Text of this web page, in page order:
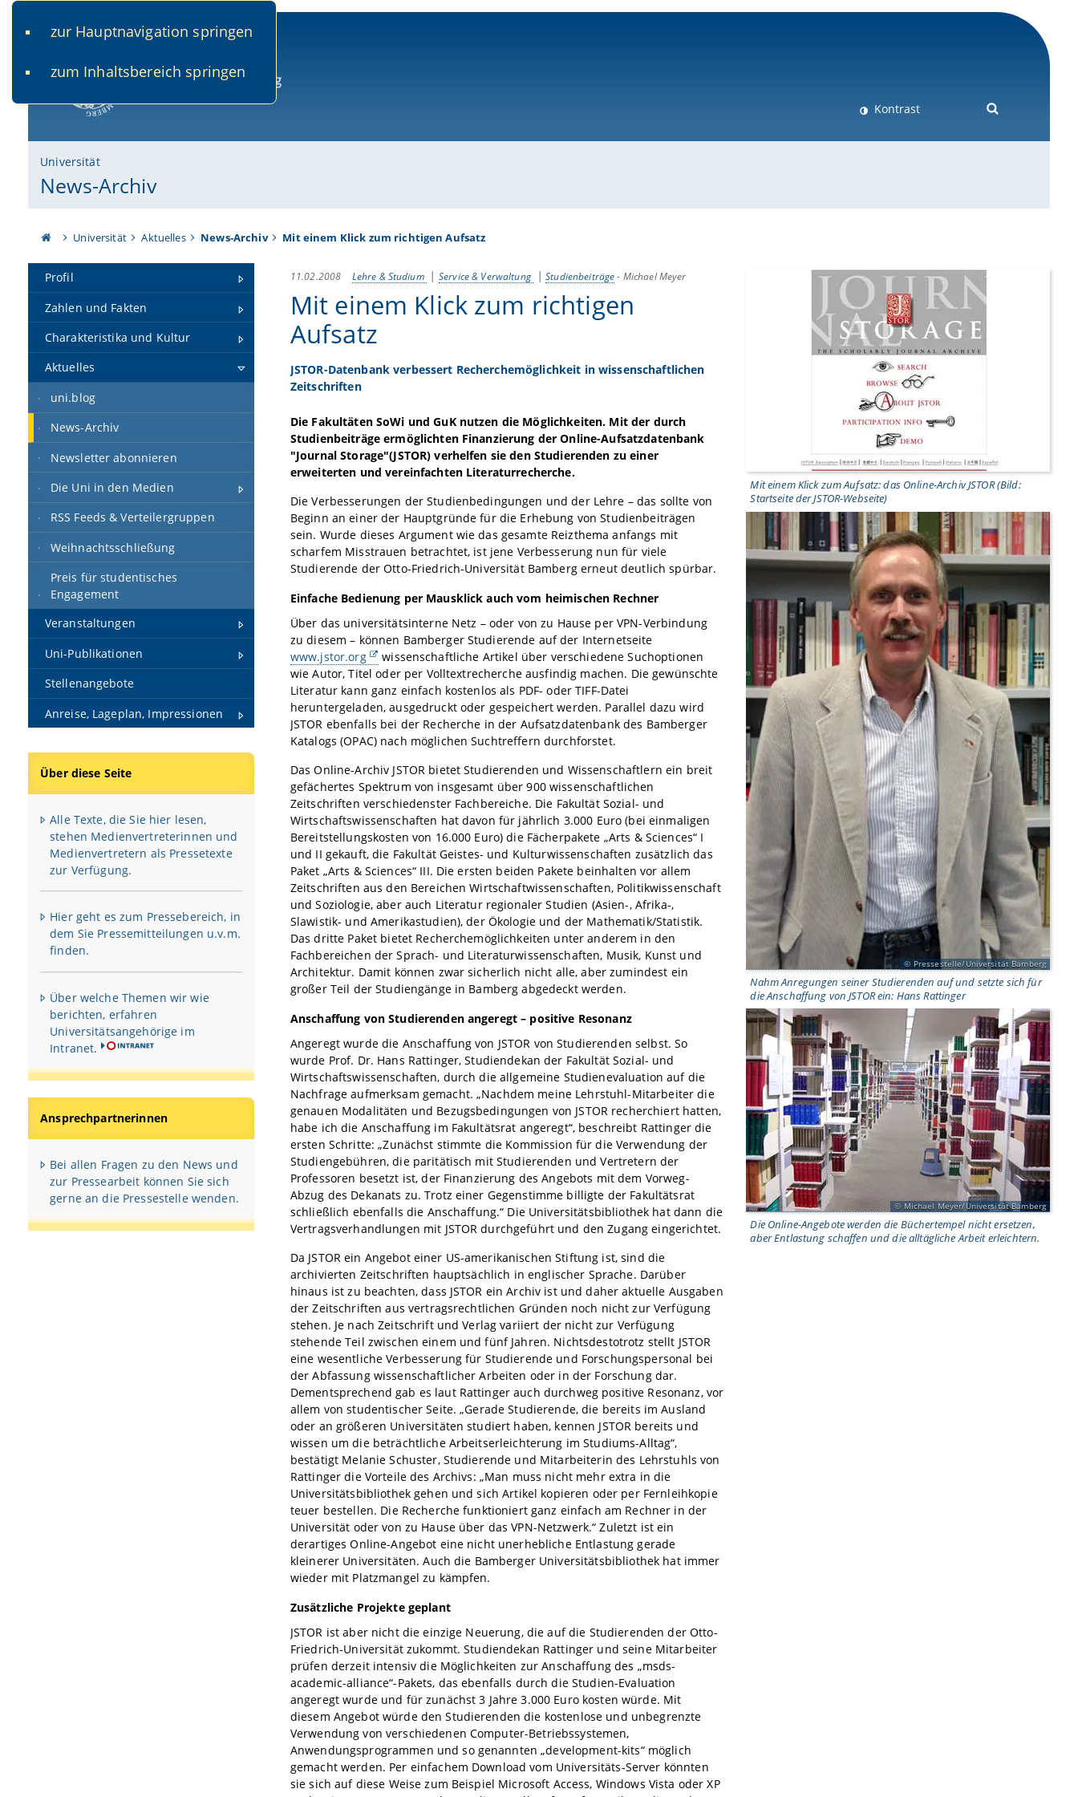
zur Hauptnavigation springen
zum Inhaltsbereich springen
Kontrast
Universität
News-Archiv
Universität Aktuelles News-Archiv Mit einem Klick zum richtigen Aufsatz
Profil
Zahlen und Fakten
Charakteristika und Kultur
Aktuelles
uni.blog
News-Archiv
Newsletter abonnieren
Die Uni in den Medien
RSS Feeds & Verteilergruppen
Weihnachtsschließung
Preis für studentisches
Engagement
Veranstaltungen
Uni-Publikationen
Stellenangebote
Anreise, Lageplan, Impressionen
Über diese Seite
Alle Texte, die Sie hier lesen,
stehen Medienvertreterinnen und
Medienvertretern als Pressetexte
zur Verfügung.
Hier geht es zum Pressebereich, in
dem Sie Pressemitteilungen u.v.m.
finden.
Über welche Themen wir wie
berichten, erfahren
Universitätsangehörige im
Intranet.
Ansprechpartnerinnen
Bei allen Fragen zu den News und
zur Pressearbeit können Sie sich
gerne an die Pressestelle wenden.
Mit einem Klick zum Aufsatz: das Online-Archiv JSTOR (Bild:
Startseite der JSTOR-Webseite)
Pressestelle/Universität Bamberg
Nahm Anregungen seiner Studierenden auf und setzte sich für
die Anschaffung von JSTOR ein: Hans Rattinger
Michael Meyer/Universität Bamberg
Die Online-Angebote werden die Büchertempel nicht ersetzen,
aber Entlastung schaffen und die alltägliche Arbeit erleichtern.
11.02.2008 Lehre & Studium Service & Verwaltung Studienbeiträge- Michael Meyer
Mit einem Klick zum richtigen
Aufsatz
JSTOR-Datenbank verbessert Recherchemöglichkeit in wissenschaftlichen
Zeitschriften
Die Fakultäten SoWi und GuK nutzen die Möglichkeiten. Mit der durch
Studienbeiträge ermöglichten Finanzierung der Online-Aufsatzdatenbank
"Journal Storage"(JSTOR) verhelfen sie den Studierenden zu einer
erweiterten und vereinfachten Literaturrecherche.
Die Verbesserungen der Studienbedingungen und der Lehre – das sollte von
Beginn an einer der Hauptgründe für die Erhebung von Studienbeiträgen
sein. Wurde dieses Argument wie das gesamte Reizthema anfangs mit
scharfem Misstrauen betrachtet, ist jene Verbesserung nun für viele
Studierende der Otto-Friedrich-Universität Bamberg erneut deutlich spürbar.
Einfache Bedienung per Mausklick auch vom heimischen Rechner
Über das universitätsinterne Netz – oder von zu Hause per VPN-Verbindung
zu diesem – können Bamberger Studierende auf der Internetseite
www.jstor.org
wissenschaftliche Artikel über verschiedene Suchoptionen
wie Autor, Titel oder per Volltextrecherche ausfindig machen. Die gewünschte
Literatur kann ganz einfach kostenlos als PDF- oder TIFF-Datei
heruntergeladen, ausgedruckt oder gespeichert werden. Parallel dazu wird
JSTOR ebenfalls bei der Recherche in der Aufsatzdatenbank des Bamberger
Katalogs (OPAC) nach möglichen Suchtreffern durchforstet.
Das Online-Archiv JSTOR bietet Studierenden und Wissenschaftlern ein breit
gefächertes Spektrum von insgesamt über 900 wissenschaftlichen
Zeitschriften verschiedenster Fachbereiche. Die Fakultät Sozial- und
Wirtschaftswissenschaften hat davon für jährlich 3.000 Euro (bei einmaligen
Bereitstellungskosten von 16.000 Euro) die Fächerpakete „Arts & Sciences“ I
und II gekauft, die Fakultät Geistes- und Kulturwissenschaften zusätzlich das
Paket „Arts & Sciences“ III. Die ersten beiden Pakete beinhalten vor allem
Zeitschriften aus den Bereichen Wirtschaftwissenschaften, Politikwissenschaft
und Soziologie, aber auch Literatur regionaler Studien (Asien-, Afrika-,
Slawistik- und Amerikastudien), der Ökologie und der Mathematik/Statistik.
Das dritte Paket bietet Recherchemöglichkeiten unter anderem in den
Fachbereichen der Sprach- und Literaturwissenschaften, Musik, Kunst und
Architektur. Damit können zwar sicherlich nicht alle, aber zumindest ein
großer Teil der Studiengänge in Bamberg abgedeckt werden.
Anschaffung von Studierenden angeregt – positive Resonanz
Angeregt wurde die Anschaffung von JSTOR von Studierenden selbst. So
wurde Prof. Dr. Hans Rattinger, Studiendekan der Fakultät Sozial- und
Wirtschaftswissenschaften, durch die allgemeine Studienevaluation auf die
Nachfrage aufmerksam gemacht. „Nachdem meine Lehrstuhl-Mitarbeiter die
genauen Modalitäten und Bezugsbedingungen von JSTOR recherchiert hatten,
habe ich die Anschaffung im Fakultätsrat angeregt“, beschreibt Rattinger die
ersten Schritte: „Zunächst stimmte die Kommission für die Verwendung der
Studiengebühren, die paritätisch mit Studierenden und Vertretern der
Professoren besetzt ist, der Finanzierung des Angebots mit dem Vorweg-
Abzug des Dekanats zu. Trotz einer Gegenstimme billigte der Fakultätsrat
schließlich ebenfalls die Anschaffung.“ Die Universitätsbibliothek hat dann die
Vertragsverhandlungen mit JSTOR durchgeführt und den Zugang eingerichtet.
Da JSTOR ein Angebot einer US-amerikanischen Stiftung ist, sind die
archivierten Zeitschriften hauptsächlich in englischer Sprache. Darüber
hinaus ist zu beachten, dass JSTOR ein Archiv ist und daher aktuelle Ausgaben
der Zeitschriften aus vertragsrechtlichen Gründen noch nicht zur Verfügung
stehen. Je nach Zeitschrift und Verlag variiert der nicht zur Verfügung
stehende Teil zwischen einem und fünf Jahren. Nichtsdestotrotz stellt JSTOR
eine wesentliche Verbesserung für Studierende und Forschungspersonal bei
der Abfassung wissenschaftlicher Arbeiten oder in der Forschung dar.
Dementsprechend gab es laut Rattinger auch durchweg positive Resonanz, vor
allem von studentischer Seite. „Gerade Studierende, die bereits im Ausland
oder an größeren Universitäten studiert haben, kennen JSTOR bereits und
wissen um die beträchtliche Arbeitserleichterung im Studiums-Alltag“,
bestätigt Melanie Schuster, Studierende und Mitarbeiterin des Lehrstuhls von
Rattinger die Vorteile des Archivs: „Man muss nicht mehr extra in die
Universitätsbibliothek gehen und sich Artikel kopieren oder per Fernleihkopie
teuer bestellen. Die Recherche funktioniert ganz einfach am Rechner in der
Universität oder von zu Hause über das VPN-Netzwerk.“ Zuletzt ist ein
derartiges Online-Angebot eine nicht unerhebliche Entlastung gerade
kleinerer Universitäten. Auch die Bamberger Universitätsbibliothek hat immer
wieder mit Platzmangel zu kämpfen.
Zusätzliche Projekte geplant
JSTOR ist aber nicht die einzige Neuerung, die auf die Studierenden der Otto-
Friedrich-Universität zukommt. Studiendekan Rattinger und seine Mitarbeiter
prüfen derzeit intensiv die Möglichkeiten zur Anschaffung des „msds-
academic-alliance“-Pakets, das ebenfalls durch die Studien-Evaluation
angeregt wurde und für zunächst 3 Jahre 3.000 Euro kosten würde. Mit
diesem Angebot würde den Studierenden die kostenlose und unbegrenzte
Verwendung von verschiedenen Computer-Betriebssystemen,
Anwendungsprogrammen und so genannten „development-kits“ möglich
gemacht werden. Per einfachem Download vom Universitäts-Server könnten
sie sich auf diese Weise zum Beispiel Microsoft Access, Windows Vista oder XP